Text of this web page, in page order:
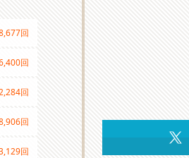
回
回
回
回
回